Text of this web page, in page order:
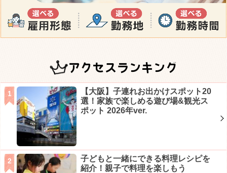
アクセスランキング
【大阪】子連れお出かけスポット20
選！家族で楽しめる遊び場&観光ス
ポット 2026年ver.
子どもと一緒にできる料理レシピを
紹介！親子で料理を楽しもう